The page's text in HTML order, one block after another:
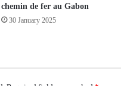
chemin de fer au Gabon
30 January 2025